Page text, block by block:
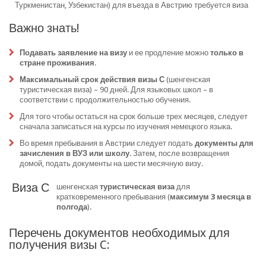
Туркменистан, Узбекистан) для въезда в Австрию требуется виза
Важно знать!
Подавать заявление на визу и ее продление можно только в
стране проживания.
Максимальный срок действия визы С (шенгенская
туристическая виза) – 90 дней. Для языковых школ – в
соответствии с продолжительностью обучения.
Для того чтобы остаться на срок больше трех месяцев, следует
сначала записаться на курсы по изучения немецкого языка.
Во время пребывания в Австрии следует подать документы для
зачисления в ВУЗ или школу. Затем, после возвращения
домой, подать документы на шести месячную визу.
Виза С шенгенская туристическая визадля
кратковременного пребывания (максимум 3 месяца в
полгода).
Перечень документов необходимых для
получения визы C: